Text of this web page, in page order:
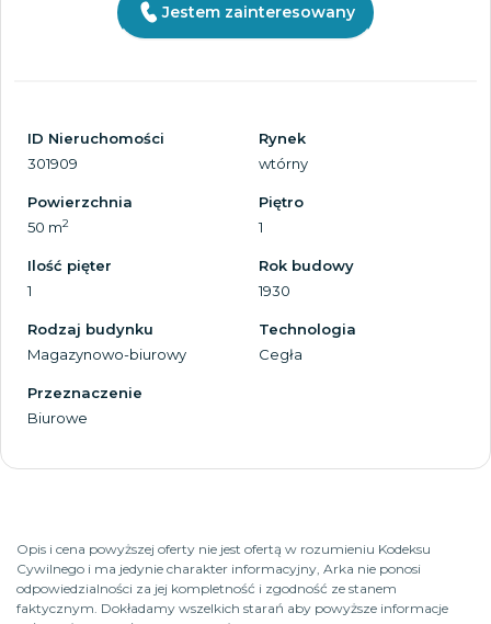
Jestem zainteresowany
ID Nieruchomości
301909
Rynek
wtórny
Powierzchnia
50 m2
Piętro
1
Ilość pięter
1
Rok budowy
1930
Rodzaj budynku
Magazynowo-biurowy
Technologia
Cegła
Przeznaczenie
Biurowe
Opis i cena powyższej oferty nie jest ofertą w rozumieniu Kodeksu
Cywilnego i ma jedynie charakter informacyjny, Arka nie ponosi
odpowiedzialności za jej kompletność i zgodność ze stanem
faktycznym. Dokładamy wszelkich starań aby powyższe informacje